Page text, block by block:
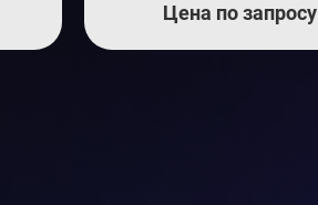
Цена по запросу